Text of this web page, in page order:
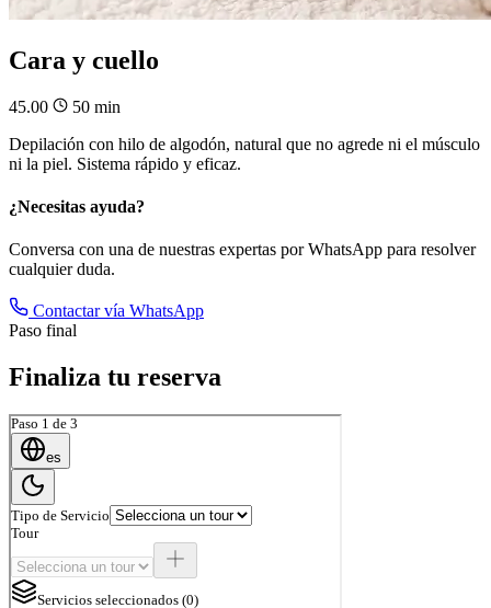
Cara y cuello
45.00
50 min
Depilación con hilo de algodón, natural que no agrede ni el músculo
ni la piel. Sistema rápido y eficaz.
¿Necesitas ayuda?
Conversa con una de nuestras expertas por WhatsApp para resolver
cualquier duda.
Contactar vía WhatsApp
Paso final
Finaliza tu reserva